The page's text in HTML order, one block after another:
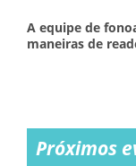
A equipe de
maneiras de
Próximos